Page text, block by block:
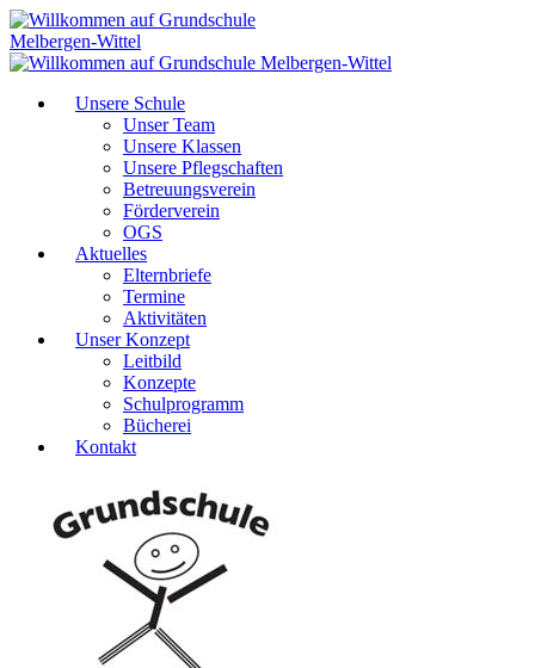
Unsere Schule
Unser Team
Unsere Klassen
Unsere Pflegschaften
Betreuungsverein
Förderverein
OGS
Aktuelles
Elternbriefe
Termine
Aktivitäten
Unser Konzept
Leitbild
Konzepte
Schulprogramm
Bücherei
Kontakt